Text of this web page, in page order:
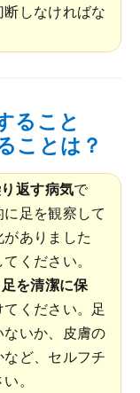
しなければな
ること
ことは？
返す病気で
足を観察して
ありました
ください。
足を清潔に保
てください。足
いか、皮膚の
ど、セルフチ
。